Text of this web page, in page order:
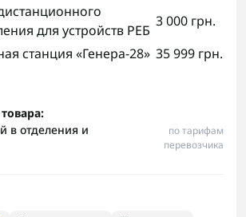
для устройств РЕБ
3 000 грн.
станция «Генера-28» 35 999 грн.
в отделения и
по тарифам
перевозчика